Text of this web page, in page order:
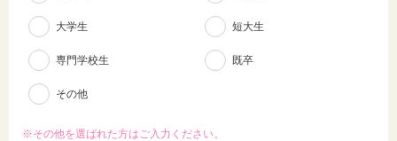
大学生 短大生
専門学校生 既卒
その他
※その他を選ばれた方はご入力ください。